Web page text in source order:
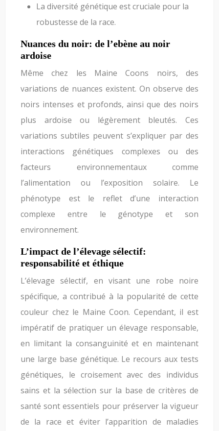
La diversité génétique est cruciale pour la
robustesse de la race.
Nuances du noir: de l’ebène au noir
ardoise
Même chez les Maine Coons noirs, des
variations de nuances existent. On observe des
noirs intenses et profonds, ainsi que des noirs
plus ardoise ou légèrement bleutés. Ces
variations subtiles peuvent s’expliquer par des
interactions génétiques complexes ou des
facteurs environnementaux comme
l’alimentation ou l’exposition solaire. Le
phénotype est le reflet d’une interaction
complexe entre le génotype et son
environnement.
L’impact de l’élevage sélectif:
responsabilité et éthique
L’élevage sélectif, en visant une robe noire
spécifique, a contribué à la popularité de cette
couleur chez le Maine Coon. Cependant, il est
impératif de pratiquer un élevage responsable,
en limitant la consanguinité et en maintenant
une large base génétique. Le recours aux tests
génétiques, le croisement avec des individus
sains et la sélection sur la base de critères de
santé sont essentiels pour préserver la vigueur
de la race et éviter l’apparition de maladies